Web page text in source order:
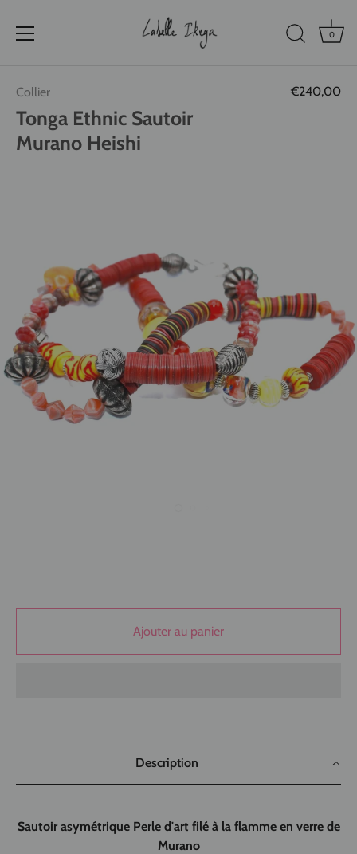
contenu
0
Collier €240,00
Tonga Ethnic Sautoir
Murano Heishi
Ajouter au panier
Description
Sautoir asymétrique Perle d'art filé à la flamme en verre de
Murano